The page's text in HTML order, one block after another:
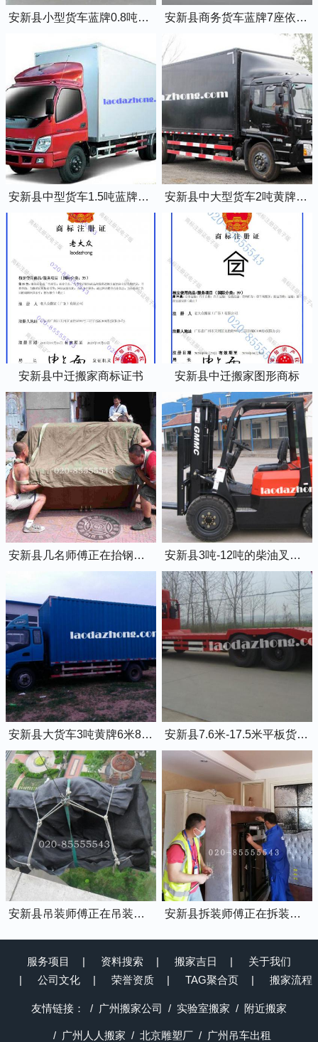
安新县小型货车蓝牌0.8吨小卡车 安新县商务货车蓝牌7座依维柯全顺车
安新县中型货车1.5吨蓝牌4米2厢式货车 安新县中大型货车2吨黄牌5米2厢式货车
安新县中迁搬家商标证书 安新县中迁搬家图形商标
安新县几名师傅正在抬钢琴上楼 安新县3吨-12吨的柴油叉车出租
安新县大货车3吨黄牌6米8的厢式货车 安新县7.6米-17.5米平板货车出租
安新县吊装师傅正在吊装物品上楼 安新县拆装师傅正在拆装家具
服务项目 资料搜索 搬家吉日
关于我们
公司文化
荣誉资质 TAG聚合页 搬家流程
友情链接： 广州搬家公司 实验室搬家 附近搬家
广州人人搬家 北京雕塑厂 广州吊车出租